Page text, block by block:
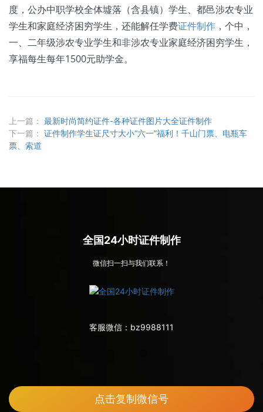
度，公办中职学校全体墟落（含县镇）学生、都邑涉农专业
学生和家庭经济困穷学生，还能解任学费证件制作 ，个中，
一、二年级涉农专业学生和非涉农专业家庭经济困穷学生，
享福每生每年1500元助学金。
上一篇： 最新时尚简约证件-各种证件图片大全证件制作
下一篇： 证件制作学生证尺寸大小“六一”福利！千山门票、电瓶车
票、索道
全国24小时证件制作
微信扫一扫与我们联系！
客服微信： bz9988111
点击复制微信号